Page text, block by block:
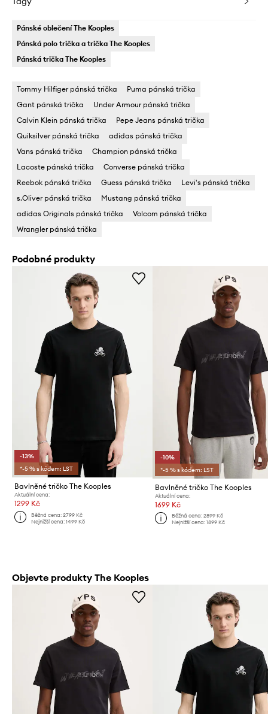
Pánské oblečení The Kooples
Pánská polo trička a trička The Kooples
Pánská trička The Kooples
Tommy Hilfiger pánská trička
Puma pánská trička
Gant pánská trička
Under Armour pánská trička
Calvin Klein pánská trička
Pepe Jeans pánská trička
Quiksilver pánská trička
adidas pánská trička
Vans pánská trička
Champion pánská trička
Lacoste pánská trička
Converse pánská trička
Reebok pánská trička
Guess pánská trička
Levi's pánská trička
s.Oliver pánská trička
Mustang pánská trička
adidas Originals pánská trička
Volcom pánská trička
Wrangler pánská trička
Podobné produkty
-13%
*-5 % s kódem: LST
Bavlněné tričko The Kooples
Aktuální cena:
1299 Kč
Běžná cena:2799 Kč
Nejnižší cena:1499 Kč
-10%
*-5 % s kódem: LST
Bavlněné tričko The Kooples
Aktuální cena:
1699 Kč
Běžná cena: 2899 Kč
Nejnižší cena: 1899 Kč
Objevte produkty The Kooples